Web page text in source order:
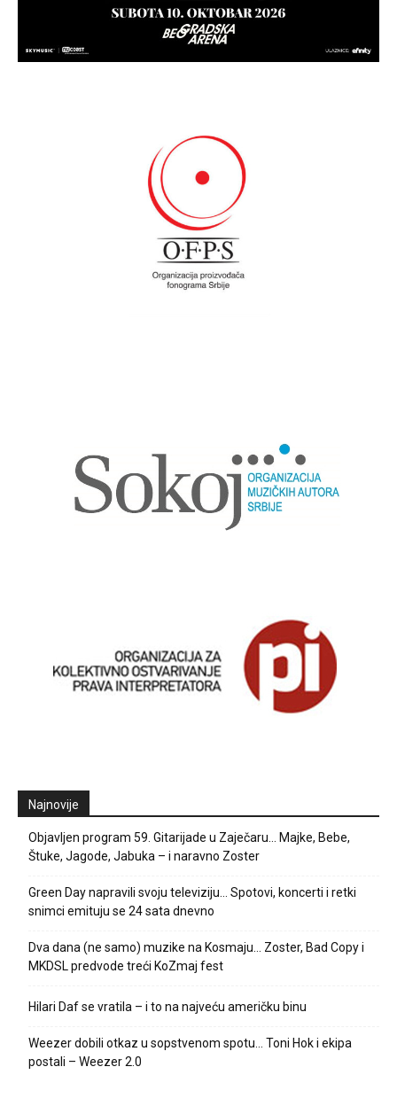
Najnovije
Objavljen program 59. Gitarijade u Zaječaru… Majke, Bebe,
Štuke, Jagode, Jabuka – i naravno Zoster
Green Day napravili svoju televiziju… Spotovi, koncerti i retki
snimci emituju se 24 sata dnevno
Dva dana (ne samo) muzike na Kosmaju… Zoster, Bad Copy i
MKDSL predvode treći KoZmaj fest
Hilari Daf se vratila – i to na najveću američku binu
Weezer dobili otkaz u sopstvenom spotu… Toni Hok i ekipa
postali – Weezer 2.0